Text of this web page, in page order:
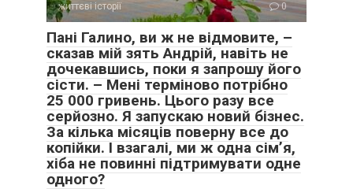
життєві історії 0
Пані Галино, ви ж не відмовите, –
сказав мій зять Андрій, навіть не
дочекавшись, поки я запрошу його
сісти. – Мені терміново потрібно
25 000 гривень. Цього разу все
серйозно. Я запускаю новий бізнес.
За кілька місяців поверну все до
копійки. І взагалі, ми ж одна сім’я,
хіба не повинні підтримувати одне
одного?